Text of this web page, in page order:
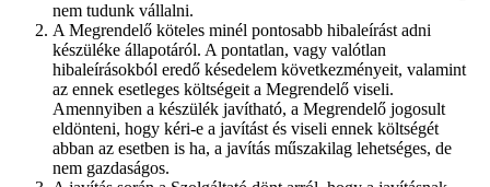
nem tudunk vállalni.
A Megrendelő köteles minél pontosabb hibaleírást adni
készüléke állapotáról. A pontatlan, vagy valótlan
hibaleírásokból eredő késedelem következményeit, valamint
az ennek esetleges költségeit a Megrendelő viseli.
Amennyiben a készülék javítható, a Megrendelő jogosult
eldönteni, hogy kéri-e a javítást és viseli ennek költségét
abban az esetben is ha, a javítás műszakilag lehetséges, de
nem gazdaságos.